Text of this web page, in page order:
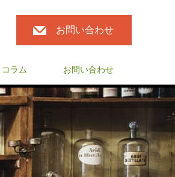
お問い合わせ
コラム お問い合わせ